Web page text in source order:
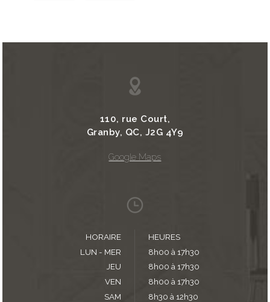
110, rue Court,
Granby, QC, J2G 4Y9
Google Maps
HORAIRE
HEURES
LUN - MER
8h00 à 17h30
JEU
8h00 à 17h30
VEN
8h00 à 17h30
SAM
8h30 à 12h30